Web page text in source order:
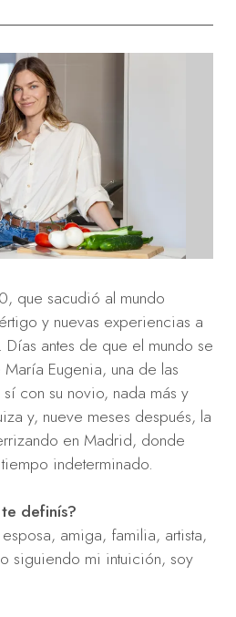
que sacudió al mundo
y nuevas experiencias a
antes de que el mundo se
Eugenia, una de las
sí con su novio, nada más y
y, nueve meses después, la
en Madrid, donde
indeterminado.
definís?
amiga, familia, artista,
siguiendo mi intuición, soy